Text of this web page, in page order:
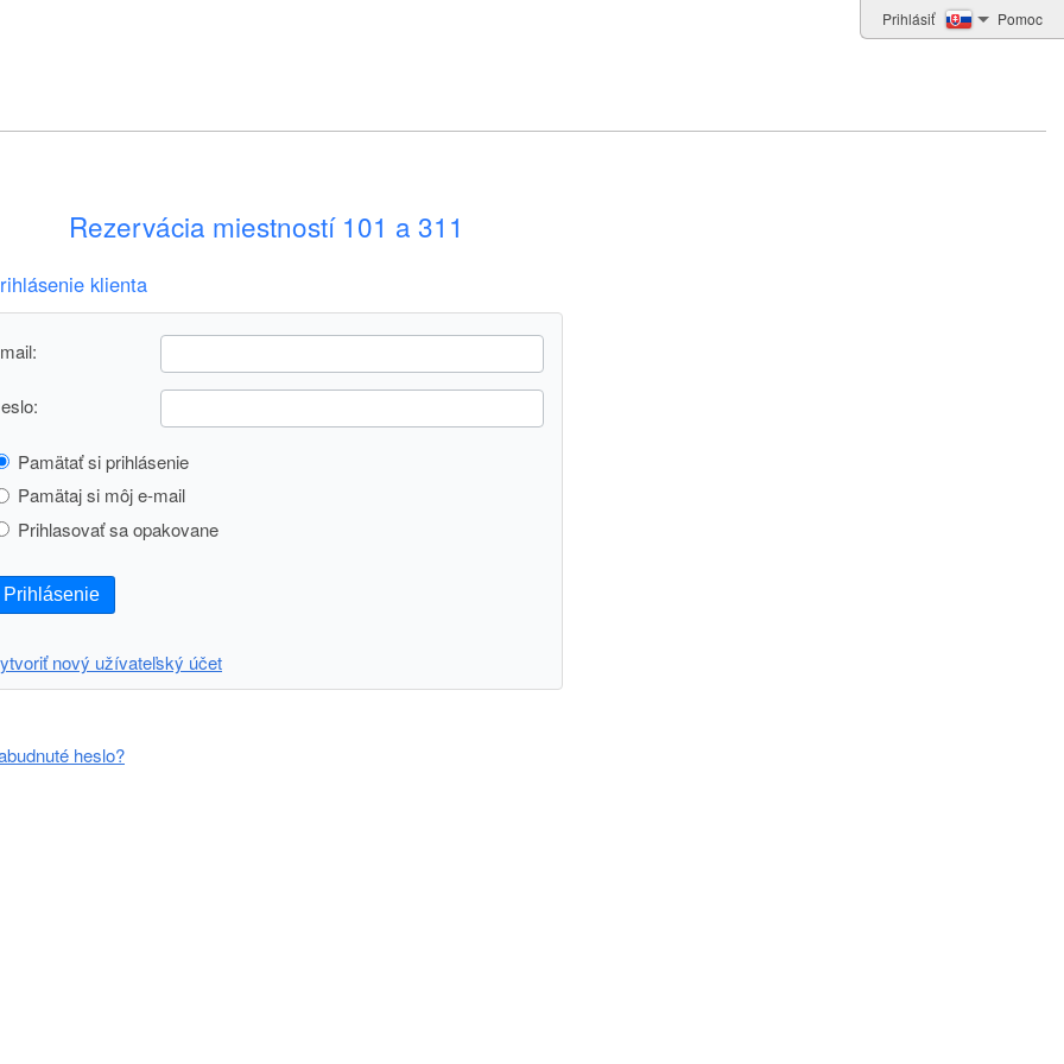
Prihlásiť Pomoc
Rezervácia miestností 101 a 311
klienta
Pamätať si prihlásenie
Pamätaj si môj e-mail
Prihlasovať sa opakovane
Prihlásenie
nový užívateľský účet
heslo?